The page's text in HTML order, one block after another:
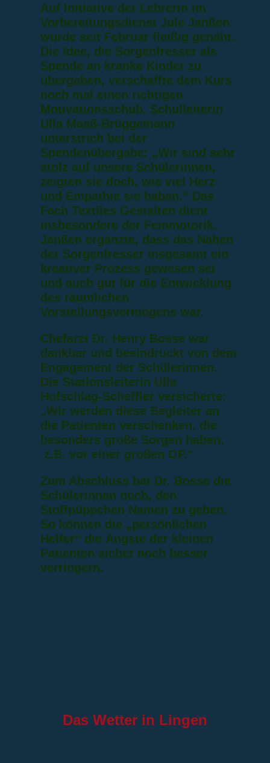
Auf Initiative der Lehrerin im
Vorbereitungsdienst Jule Janßen
wurde seit Februar fleißig genäht.
Die Idee, die Sorgenfresser als
Spende an kranke Kinder zu
übergeben, verschaffte dem Kurs
noch mal einen richtigen
Motivationsschub. Schulleiterin
Ulla Maaß-Brüggemann
unterstrich bei der
Spendenübergabe: „Wir sind sehr
stolz auf unsere Schülerinnen,
zeigten sie doch, wie viel Herz
und Empathie sie haben.“ Das
Fach Textiles Gestalten dient
insbesondere der Feinmotorik.
Janßen ergänzte, dass das Nähen
der Sorgenfresser insgesamt ein
kreativer Prozess gewesen sei
und auch gut für die Entwicklung
des räumlichen
Vorstellungsvermögens war.
Chefarzt Dr. Henry Bosse war
dankbar und beeindruckt von dem
Engagement der Schülerinnen.
Die Stationsleiterin Ulla
Hofschlag-Scheffler versicherte:
„Wir werden diese Begleiter an
die Patienten verschenken, die
besonders große Sorgen haben,
z.B. vor einer großen OP.“
Zum Abschluss bat Dr. Bosse die
Schülerinnen noch, den
Stoffpüppchen Namen zu geben.
So können die „persönlichen
Helfer“ die Ängste der kleinen
Patienten sicher noch besser
verringern.
Das Wetter in Lingen